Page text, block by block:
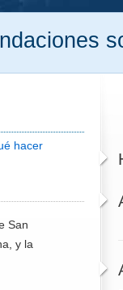
hacer
San
y la